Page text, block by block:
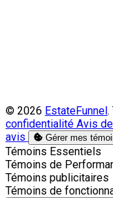
© 2026 EstateFunnel
confidentialité Avis
avis
Gérer mes
Activer
Témoins Essentiels
Activer
Témoins de
Activer
Témoins publicitaires
Activer
Témoins de